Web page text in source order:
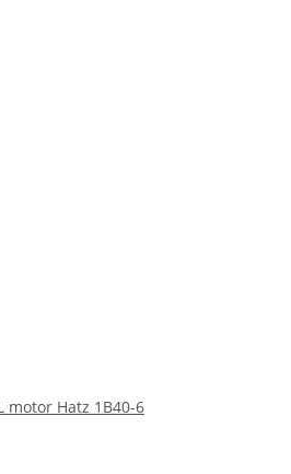
motor Hatz 1B40-6